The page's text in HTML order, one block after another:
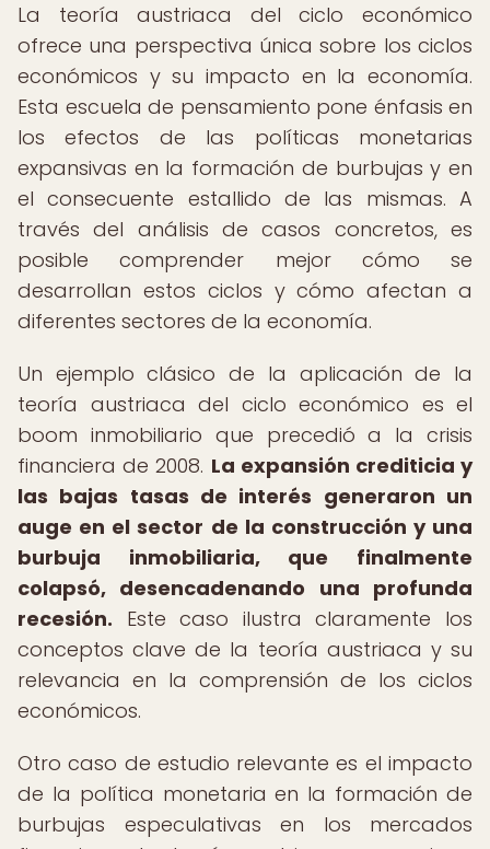
La teoría austriaca del ciclo económico
ofrece una perspectiva única sobre los ciclos
económicos y su impacto en la economía.
Esta escuela de pensamiento pone énfasis en
los efectos de las políticas monetarias
expansivas en la formación de burbujas y en
el consecuente estallido de las mismas. A
través del análisis de casos concretos, es
posible comprender mejor cómo se
desarrollan estos ciclos y cómo afectan a
diferentes sectores de la economía.
Un ejemplo clásico de la aplicación de la
teoría austriaca del ciclo económico es el
boom inmobiliario que precedió a la crisis
financiera de 2008. La expansión crediticia y
las bajas tasas de interés generaron un
auge en el sector de la construcción y una
burbuja inmobiliaria, que finalmente
colapsó, desencadenando una profunda
recesión. Este caso ilustra claramente los
conceptos clave de la teoría austriaca y su
relevancia en la comprensión de los ciclos
económicos.
Otro caso de estudio relevante es el impacto
de la política monetaria en la formación de
burbujas especulativas en los mercados